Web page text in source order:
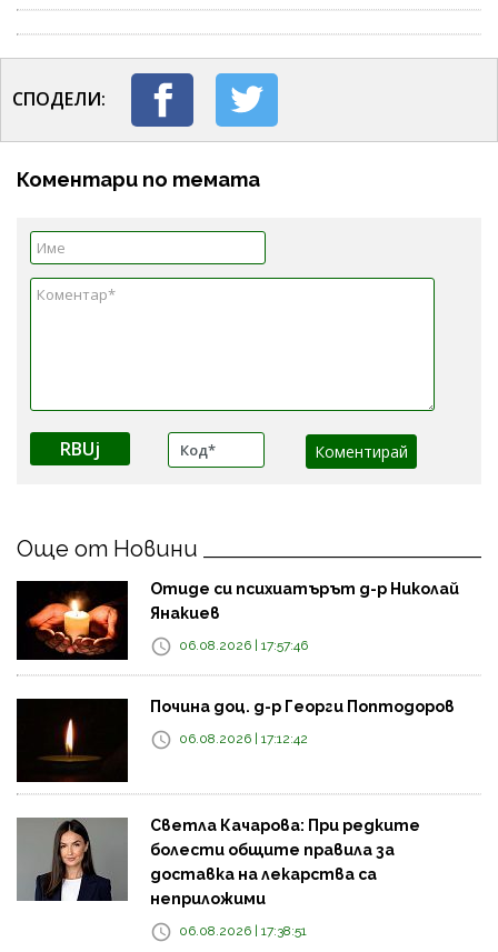
СПОДЕЛИ:
Коментари по темата
RBUj
Още от Новини
Отиде си психиатърът д-р Николай
Янакиев
06.08.2026 | 17:57:46
Почина доц. д-р Георги Поптодоров
06.08.2026 | 17:12:42
Светла Качарова: При редките
болести общите правила за
доставка на лекарства са
неприложими
06.08.2026 | 17:38:51